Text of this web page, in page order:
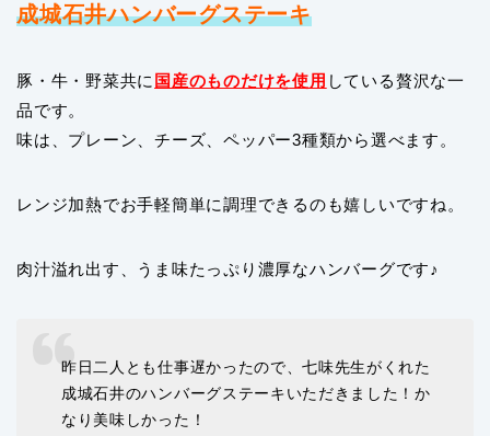
成城石井ハンバーグステーキ
豚・牛・野菜共に 国産のものだけを使用 している贅沢な一
品です。
味は、プレーン、チーズ、ペッパー3種類から選べます。
レンジ加熱でお手軽簡単に調理できるのも嬉しいですね。
肉汁溢れ出す、うま味たっぷり濃厚なハンバーグです♪
昨日二人とも仕事遅かったので、七味先生がくれた
成城石井のハンバーグステーキいただきました！か
なり美味しかった！